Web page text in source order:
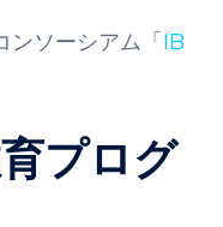
ソーシアム「 IB
プログ